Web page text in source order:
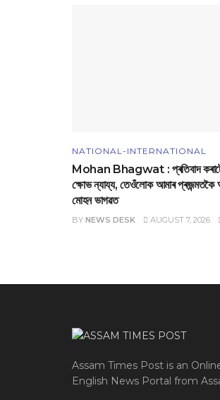
NATIONAL-INTERNATIONAL
Mohan Bhagwat : প্ৰতিবাদ কৰাটো
ক্ষোভ ন্যায্য, তেওঁলোক আমাৰ
মোহন ভাগৱত
BY NEWS DESK AUGUST 7, 2026
Assam Times Post is an
English News Portal from